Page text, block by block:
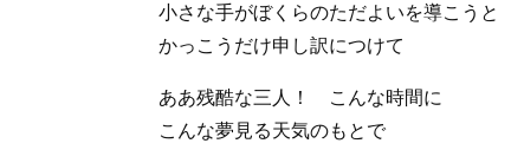
小さな手がぼくらのただよいを導こうと
かっこうだけ申し訳につけて
ああ残酷な三人！ こんな時間に
こんな夢見る天気のもとで